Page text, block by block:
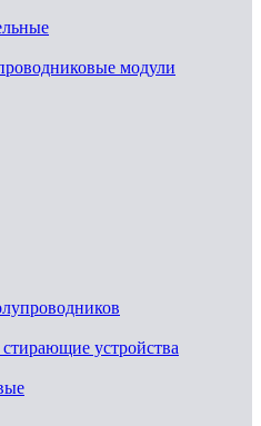
модули
устройства